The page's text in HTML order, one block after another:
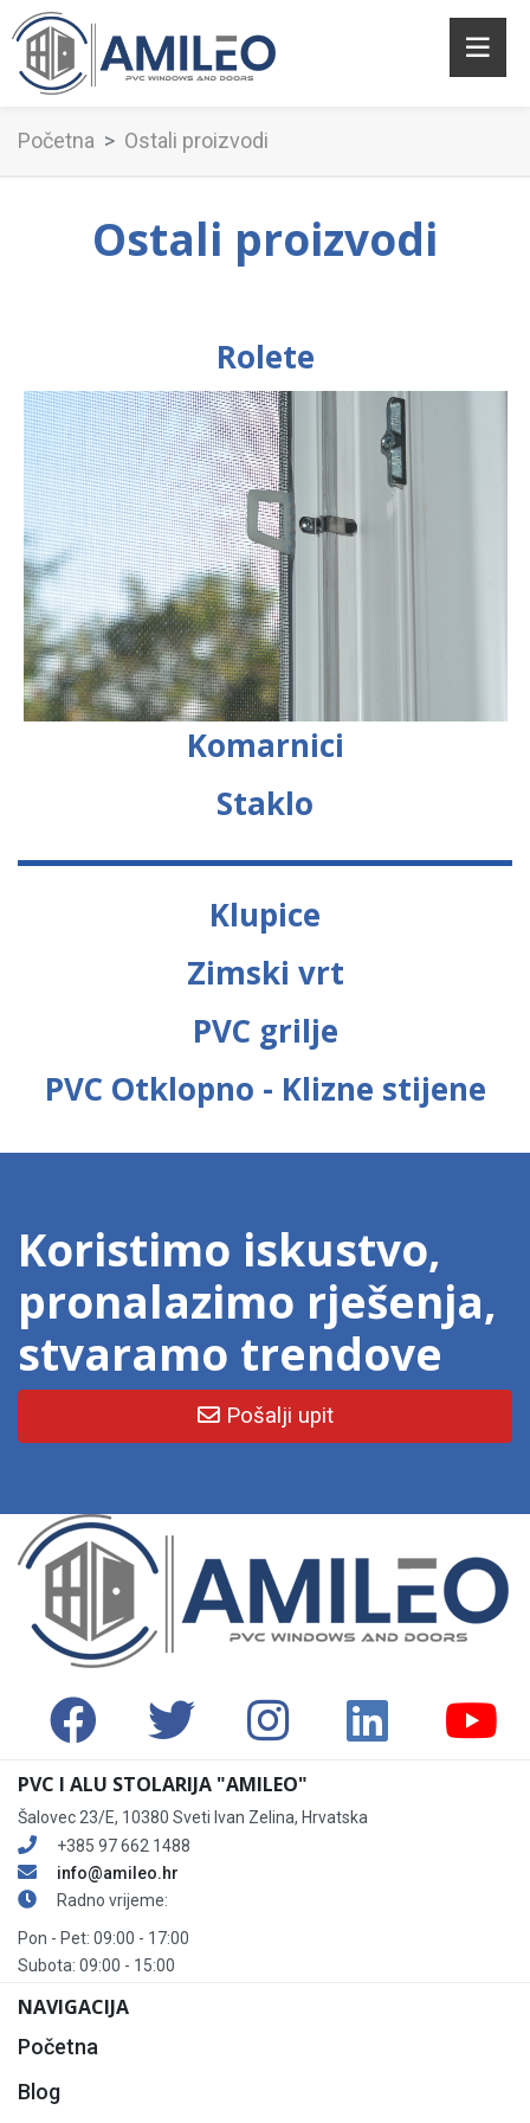
Početna Ostali proizvodi
Ostali proizvodi
Rolete
Komarnici
Staklo
Klupice
Zimski vrt
PVC grilje
PVC Otklopno - Klizne stijene
Koristimo iskustvo,
pronalazimo rješenja,
stvaramo trendove
Pošalji upit
PVC I ALU STOLARIJA "AMILEO"
Šalovec 23/E, 10380 Sveti Ivan Zelina, Hrvatska
+385 97 662 1488
info@amileo.hr
Radno vrijeme:
Pon - Pet: 09:00 - 17:00
Subota: 09:00 - 15:00
NAVIGACIJA
Početna
Blog